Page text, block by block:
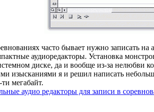
часто бывает нужно записать
аудиоредакторы. Установка
диске, да и вообще из-за нелюбви
изысканиями я и решил написать
мегабайт.
аудио редакторы для записи в